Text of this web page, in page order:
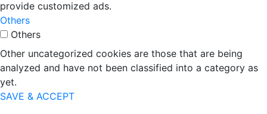
provide customized ads.
Others
Others
Other uncategorized cookies are those that are being
analyzed and have not been classified into a category as
yet.
SAVE & ACCEPT